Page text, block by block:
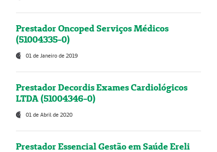
Prestador Oncoped Serviços Médicos
(51004335-0)
01 de Janeiro de 2019
Prestador Decordis Exames Cardiológicos
LTDA (51004346-0)
01 de Abril de 2020
Prestador Essencial Gestão em Saúde Ereli